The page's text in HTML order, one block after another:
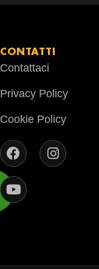
CONTATTI
Contattaci
Privacy Policy
Cookie Policy